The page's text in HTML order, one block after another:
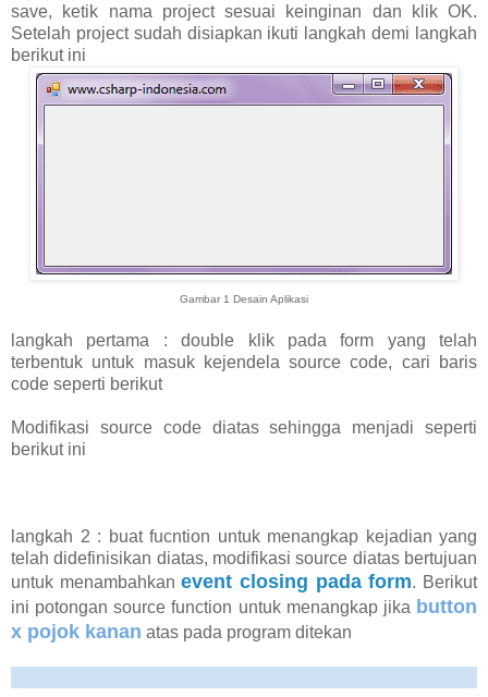
save, ketik nama project sesuai keinginan dan klik OK.
Setelah project sudah disiapkan ikuti langkah demi langkah
berikut ini
Gambar 1 Desain Aplikasi
langkah pertama : double klik pada form yang telah
terbentuk untuk masuk kejendela source code, cari baris
code seperti berikut
Modifikasi source code diatas sehingga menjadi seperti
berikut ini
langkah 2 : buat fucntion untuk menangkap kejadian yang
telah didefinisikan diatas, modifikasi source diatas bertujuan
untuk menambahkan event closing pada form. Berikut
ini potongan source function untuk menangkap jika button
x pojok kanan atas pada program ditekan